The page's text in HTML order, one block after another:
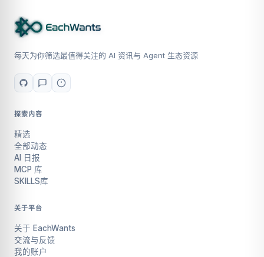
每天为你筛选最值得关注的 AI 资讯与 Agent 生态资源
探索内容
精选
全部动态
AI 日报
MCP 库
SKILLS库
关于平台
关于 EachWants
交流与反馈
我的账户